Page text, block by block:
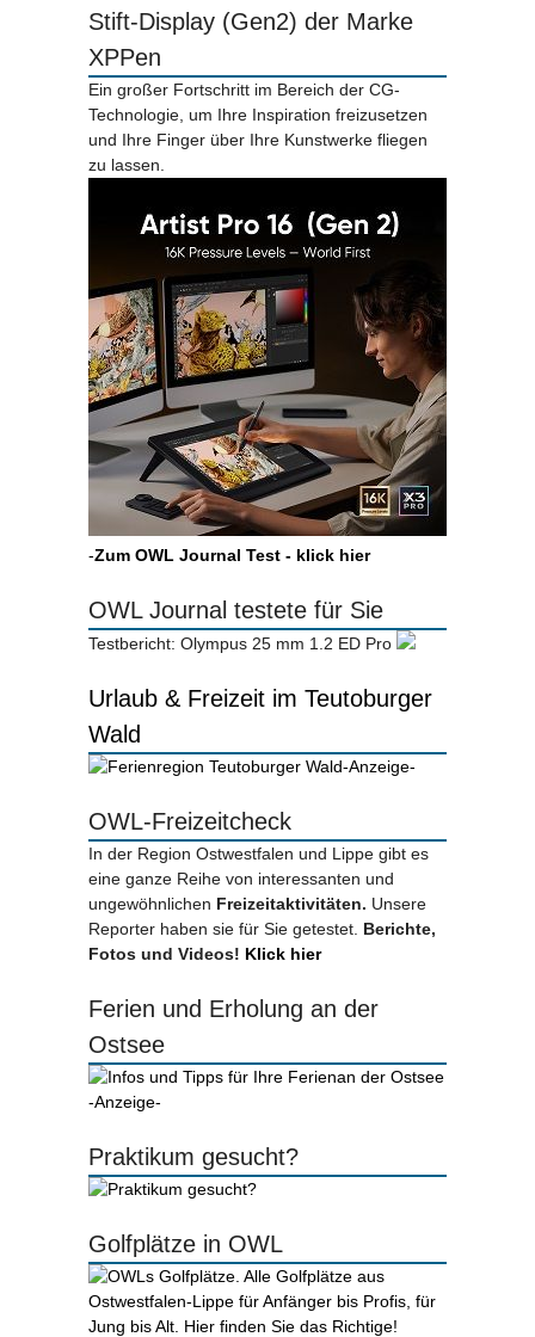
Stift-Display (Gen2) der Marke
XPPen
Ein großer Fortschritt im Bereich der CG-
Technologie, um Ihre Inspiration freizusetzen
und Ihre Finger über Ihre Kunstwerke fliegen
zu lassen.
-Zum OWL Journal Test - klick hier
OWL Journal testete für Sie
Testbericht: Olympus 25 mm 1.2 ED Pro
Urlaub & Freizeit im Teutoburger
Wald
-Anzeige-
OWL-Freizeitcheck
In der Region Ostwestfalen und Lippe gibt es
eine ganze Reihe von interessanten und
ungewöhnlichen Freizeitaktivitäten. Unsere
Reporter haben sie für Sie getestet. Berichte,
Fotos und Videos! Klick hier
Ferien und Erholung an der
Ostsee
-Anzeige-
Praktikum gesucht?
Golfplätze in OWL